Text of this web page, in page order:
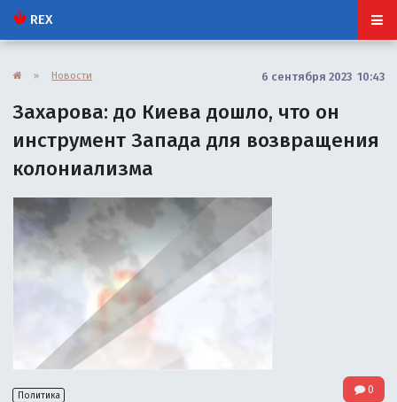
REX
» Новости 6 сентября 2023 10:43
Захарова: до Киева дошло, что он
инструмент Запада для возвращения
колониализма
Политика 0